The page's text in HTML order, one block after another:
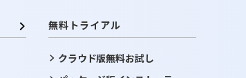
無料トライアル
クラウド版無料お試し